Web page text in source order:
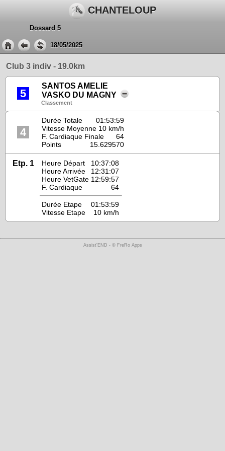
CHANTELOUP
Dossard 5
18/05/2025
Club 3 indiv - 19.0km
5
SANTOS AMELIE
VASKO DU MAGNY
Classement
4
Durée Totale
01:53:59
Vitesse Moyenne 10 km/h
F. Cardiaque Finale
64
Points
15.629570
Etp. 1 Heure Départ
10:37:08
Heure Arrivée
12:31:07
Heure VetGate 12:59:57
F. Cardiaque
64
Durée Etape
01:53:59
Vitesse Etape
10 km/h
Assist'END - © FreRo Apps